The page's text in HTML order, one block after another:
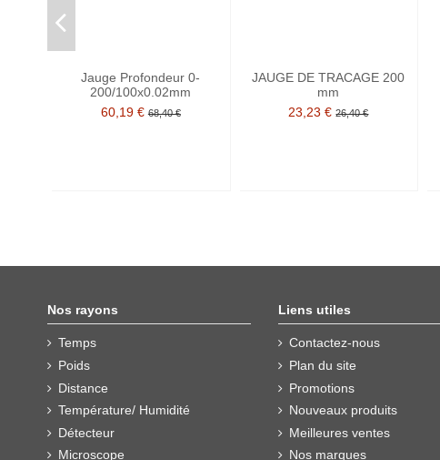
Jauge Profondeur 0-
200/100x0.02mm
60,19 € 68,40 €
JAUGE DE TRACAGE 200
mm
23,23 € 26,40 €
Nos rayons
Temps
Poids
Distance
Température/ Humidité
Détecteur
Microscope
Liens utiles
Contactez-nous
Plan du site
Promotions
Nouveaux produits
Meilleures ventes
Nos marques